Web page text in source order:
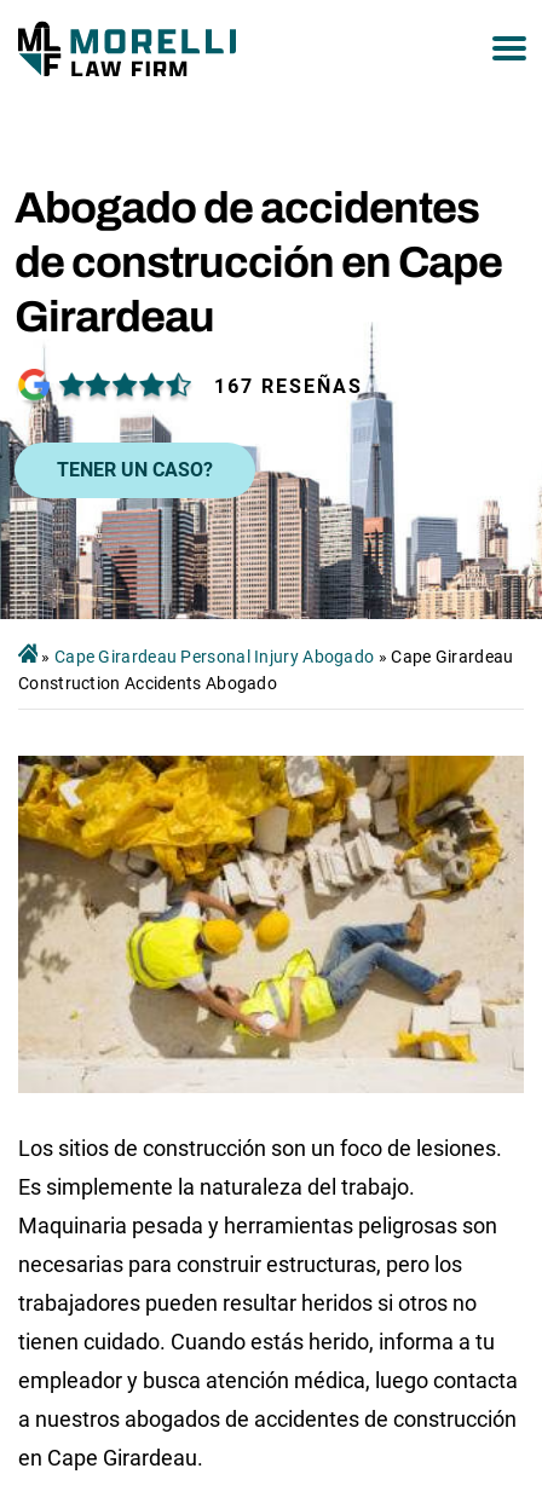
Abogado de accidentes
de construcción en Cape
Girardeau
167 RESEÑAS
TENER UN CASO?
» Cape Girardeau Personal Injury Abogado »Cape Girardeau
Construction Accidents Abogado
Los sitios de construcción son un foco de lesiones.
Es simplemente la naturaleza del trabajo.
Maquinaria pesada y herramientas peligrosas son
necesarias para construir estructuras, pero los
trabajadores pueden resultar heridos si otros no
tienen cuidado. Cuando estás herido, informa a tu
empleador y busca atención médica, luego contacta
a nuestros abogados de accidentes de construcción
en Cape Girardeau.